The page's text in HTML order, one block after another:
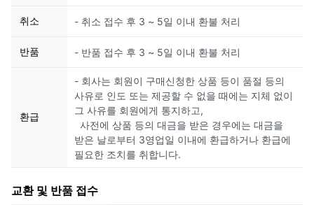
취소 - 취소 접수 후 3 ~ 5일 이내 환불 처리
반품 - 반품 접수 후 3 ~ 5일 이내 환불 처리
환급
- 회사는 회원이 구매신청한 상품 등이 품절 등의
사유로 인도 또는 제공할 수 없을 때에는 지체 없이
그 사유를 회원에게 통지하고,
사전에 상품 등의 대금을 받은 경우에는 대금을
받은 날로부터 3영업일 이내에 환급하거나 환급에
필요한 조치를 취합니다.
교환 및 반품 접수